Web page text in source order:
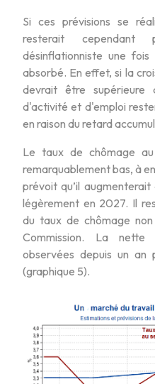
Si ces prévisions se
resterait cependant
désinflationniste une
absorbé. En effet, si la
devrait être
d'activité et d'emploi
en raison du retard
Le taux de chômage
remarquablement bas, à
prévoit qu’il
légèrement en 2027. Il
du taux de chômage
Commission. La nette
observées depuis un an
(graphique 5).